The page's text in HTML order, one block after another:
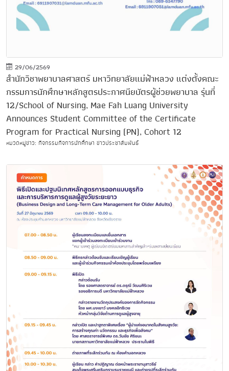
29/06/2569
สำนักวิชาพยาบาลศาสตร์ มหาวิทยาลัยแม่ฟ้าหลวง แต่งตั้งคณะ
กรรมการนักศึกษาหลักสูตรประกาศนียบัตรผู้ช่วยพยาบาล รุ่นที่
12/School of Nursing, Mae Fah Luang University
Announces Student Committee of the Certificate
Program for Practical Nursing (PN), Cohort 12
หมวดหมู่ข่าว: กิจกรรมกิจการนักศึกษา ข่าวประชาสัมพันธ์